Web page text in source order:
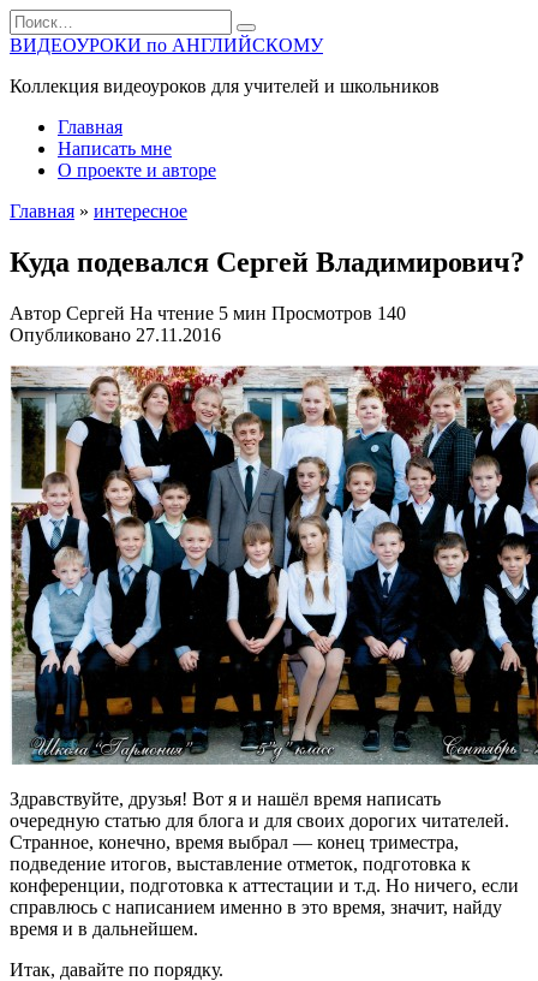
Перейти
к
содержанию
Search
for:
ВИДЕОУРОКИ по АНГЛИЙСКОМУ
Коллекция видеоуроков для учителей и школьников
Главная
Написать мне
О проекте и авторе
Главная » интересное
Куда подевался Сергей Владимирович?
Автор Сергей На чтение 5 мин Просмотров 140
Опубликовано 27.11.2016
Здравствуйте, друзья! Вот я и нашёл время написать
очередную статью для блога и для своих дорогих читателей.
Странное, конечно, время выбрал — конец триместра,
подведение итогов, выставление отметок, подготовка к
конференции, подготовка к аттестации и т.д. Но ничего, если
справлюсь с написанием именно в это время, значит, найду
время и в дальнейшем.
Итак, давайте по порядку.